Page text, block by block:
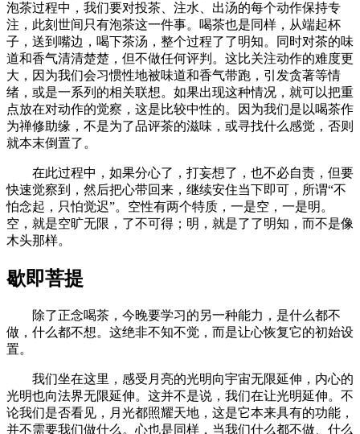
泡茶过程中，我们要对投茶、注水、出汤的每个动作保持专
注，此刻世间只有泡茶这一件事。喝茶也是同样，从端起杯
子，送到嘴边，喝下茶汤，整个过程了了明知。同时对茶的味
道和香气清清楚楚，但不做任何评判。这比关注动作的难度更
大，因为我们会习惯性地被味道和香气带跑，引发贪著等情
绪，或是一系列的相关联想。如果出现这种情况，就可以把重
点放在对动作的觉察，这是比较中性的。因为我们是以喝茶作
为禅修助缘，不是为了品评茶的滋味，或寻找什么感觉，否则
就本末倒置了。
在此过程中，如果分心了，打妄想了，也不必自责，但要
快速觉察到，然后把心带回来，继续安住当下即可，所谓“不
怕念起，只怕觉迟”。空性有两个特质，一是空，一是明。
空，就是空旷无限，了不可得；明，就是了了明知，而不是像
木头那样。
歇即菩提
除了正念喝茶，今晚要学习的另一种能力，是什么都不
做，什么都不想。这绝非不知不觉，而是让心恢复它的初始设
置。
我们坐在这里，感受月亮的光明向宇宙无限延伸，内心的
光明也向法界无限延伸。这并不是说，我们在让光明延伸。不
论我们是否看见，月光都照耀天地，这是它本来具有的功能，
并不需要我们做什么。心也是同样，当我们什么都不做、什么